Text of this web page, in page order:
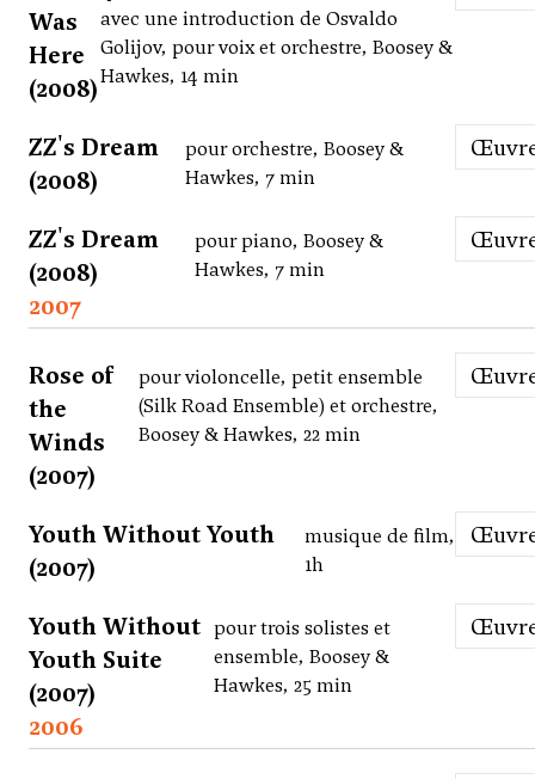
Was
Here
(2008)
avec une introduction de Osvaldo
Golijov, pour voix et orchestre, Boosey &
Hawkes, 14 min
ZZ's Dream
(2008)
pour orchestre, Boosey &
Hawkes, 7 min
ZZ's Dream
(2008)
pour piano, Boosey &
Hawkes, 7 min
2007
Rose of
the
Winds
(2007)
pour violoncelle, petit ensemble
(Silk Road Ensemble) et orchestre,
Boosey & Hawkes, 22 min
Youth Without Youth
(2007)
musique de film,
1h
Youth Without
Youth Suite
(2007)
pour trois solistes et
ensemble, Boosey &
Hawkes, 25 min
2006